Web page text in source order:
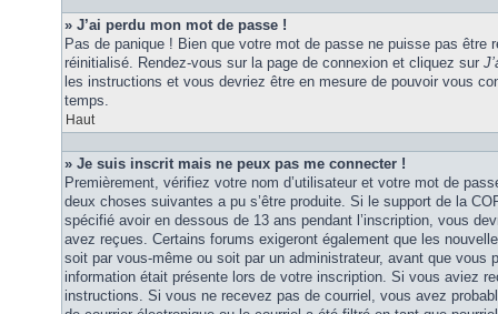
» J’ai perdu mon mot de passe !
Pas de panique ! Bien que votre mot de passe ne puisse pas être
réinitialisé. Rendez-vous sur la page de connexion et cliquez sur
les instructions et vous devriez être en mesure de pouvoir vous
temps.
Haut
» Je suis inscrit mais ne peux pas me connecter !
Premièrement, vérifiez votre nom d’utilisateur et votre mot de
deux choses suivantes a pu s’être produite. Si le support de la
spécifié avoir en dessous de 13 ans pendant l’inscription, vous
avez reçues. Certains forums exigeront également que les
soit par vous-même ou soit par un administrateur, avant que vous
information était présente lors de votre inscription. Si vous aviez
instructions. Si vous ne recevez pas de courriel, vous avez